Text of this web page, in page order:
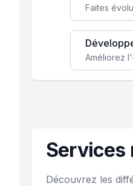
Services
Découvrez les